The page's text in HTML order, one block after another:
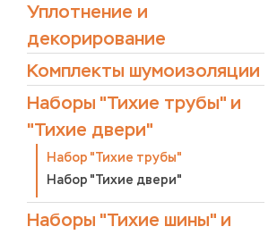
Уплотнение и
декорирование
Комплекты шумоизоляции
Наборы "Тихие трубы" и
"Тихие двери"
Набор "Тихие трубы"
Набор "Тихие двери"
Наборы "Тихие шины" и